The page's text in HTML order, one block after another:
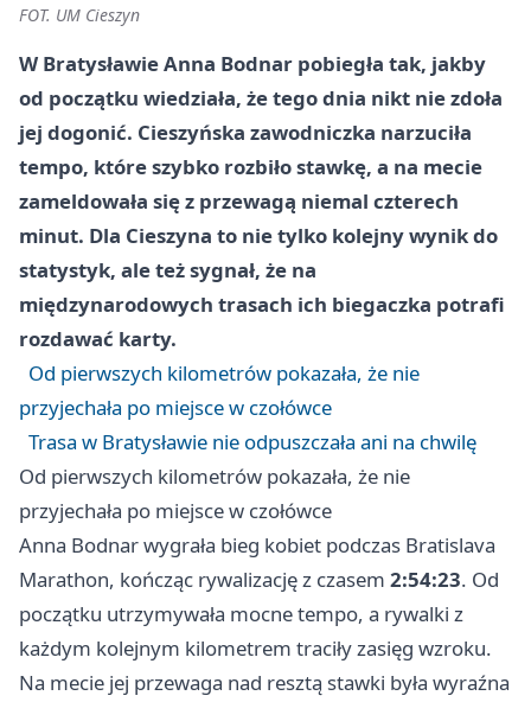
FOT. UM Cieszyn
W Bratysławie Anna Bodnar pobiegła tak, jakby
od początku wiedziała, że tego dnia nikt nie zdoła
jej dogonić. Cieszyńska zawodniczka narzuciła
tempo, które szybko rozbiło stawkę, a na mecie
zameldowała się z przewagą niemal czterech
minut. Dla Cieszyna to nie tylko kolejny wynik do
statystyk, ale też sygnał, że na
międzynarodowych trasach ich biegaczka potrafi
rozdawać karty.
Od pierwszych kilometrów pokazała, że nie
przyjechała po miejsce w czołówce
Trasa w Bratysławie nie odpuszczała ani na chwilę
Od pierwszych kilometrów pokazała, że nie
przyjechała po miejsce w czołówce
Anna Bodnar wygrała bieg kobiet podczas Bratislava
Marathon, kończąc rywalizację z czasem 2:54:23. Od
początku utrzymywała mocne tempo, a rywalki z
każdym kolejnym kilometrem traciły zasięg wzroku.
Na mecie jej przewaga nad resztą stawki była wyraźna